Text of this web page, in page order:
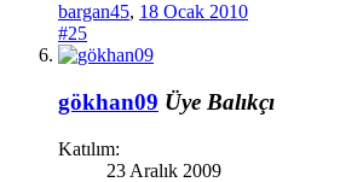
bargan45, 18 Ocak 2010
#25
gökhan09 Üye Balıkçı
Katılım:
23 Aralık 2009